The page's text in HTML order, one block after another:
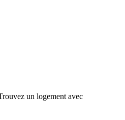
un logement avec